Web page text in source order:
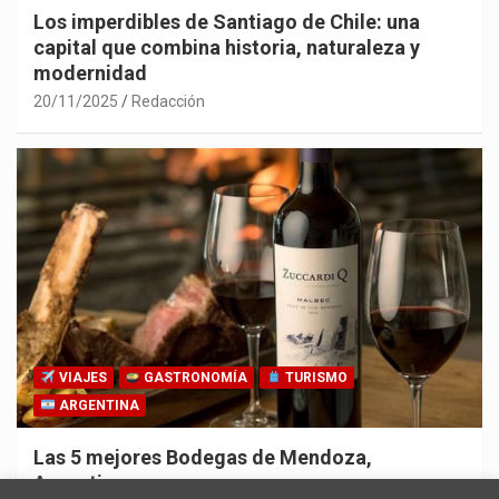
Los imperdibles de Santiago de Chile: una
capital que combina historia, naturaleza y
modernidad
20/11/2025 Redacción
VIAJES GASTRONOMÍA
TURISMO
ARGENTINA
Las 5 mejores Bodegas de Mendoza,
Argentina